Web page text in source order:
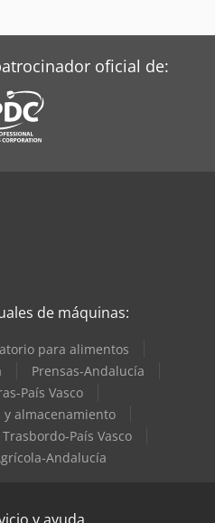
oficial de:
de máquinas:
para alimentos
Prensas-Andalucía
País Vasco
almacenamiento
País Vasco
Andalucía